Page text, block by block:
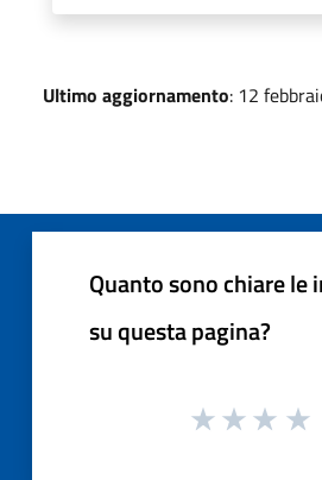
Ultimo aggiornamento: 12
Quanto sono chiare le
su questa pagina?